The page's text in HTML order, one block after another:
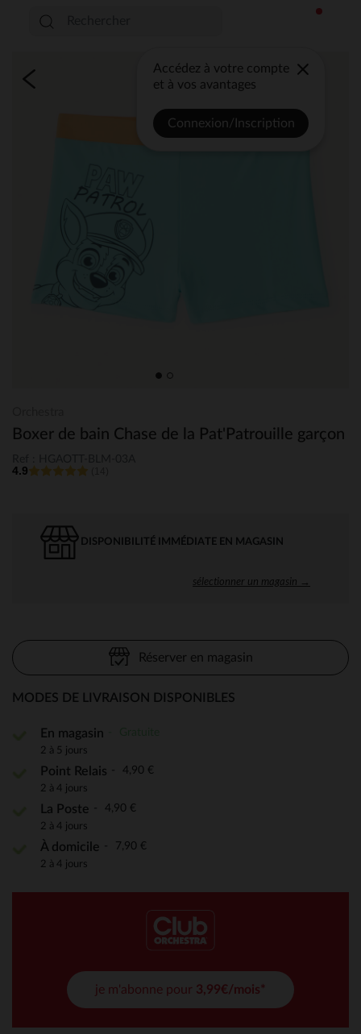
Accédez à votre compte
et à vos avantages
Connexion/Inscription
Boxer de bain Chase de la Pat'Patrouille garçon
4.9
DISPONIBILITÉ IMMÉDIATE EN MAGASIN
sélectionner un magasin →
Réserver en magasin
MODES DE LIVRAISON DISPONIBLES
En magasin
2 à 5 jours
Point Relais 4,90 €
2 à 4 jours
La Poste 4,90 €
2 à 4 jours
À domicile 7,90 €
2 à 4 jours
je m'abonne pour 3,99€/mois*